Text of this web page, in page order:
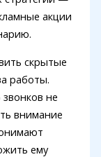
акции
скрытые
работы.
не
внимание
ему